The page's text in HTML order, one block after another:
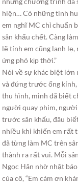
hiện… Có những tình
em nghĩ MC chỉ chuẩn
sân khấu chết. Càng
lẽ tính em cũng lanh
ứng phó kịp thời.”
Nói về sự khác biệt lớn
và đứng trước ống
thu hình, mình đã biết
người quay phim,
trước sân khấu, đâu
nhiều khi khiến em rất
đã từng làm MC trên
thành ra rất vui. Mỗi
Ngọc Hân nhờ nhật
của cô, “Em cám ơn